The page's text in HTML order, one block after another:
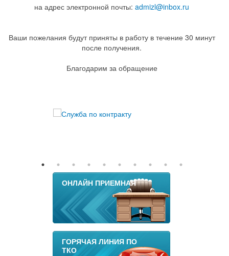
на адрес электронной почты: admizl@inbox.ru
Ваши пожелания будут приняты в работу в течение 30 минут
после получения.
Благодарим за обращение
ОНЛАЙН ПРИЕМНАЯ
ГОРЯЧАЯ ЛИНИЯ ПО
ТКО